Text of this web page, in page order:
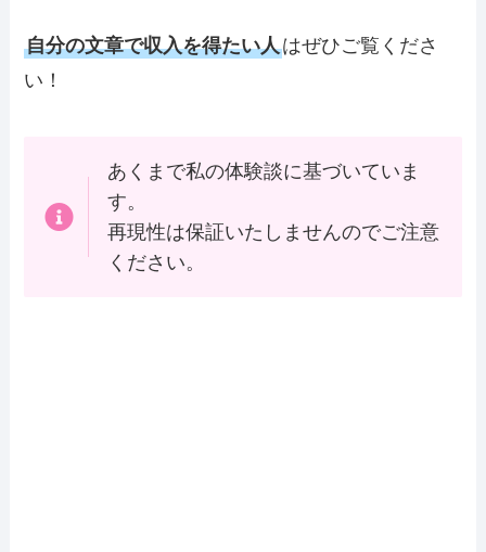
自分の文章で収入を得たい人はぜひご覧くださ
い！
あくまで私の体験談に基づいていま
す。
再現性は保証いたしませんのでご注意
ください。